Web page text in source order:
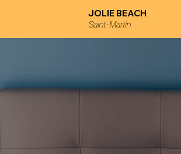
JOLIE BEACH
Saint-Martin